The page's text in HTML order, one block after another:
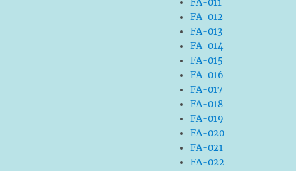
FA-011
FA-012
FA-013
FA-014
FA-015
FA-016
FA-017
FA-018
FA-019
FA-020
FA-021
FA-022